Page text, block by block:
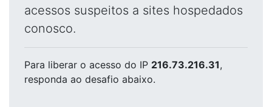
acessos suspeitos a sites hospedados
conosco.
Para liberar o acesso do IP 216.73.216.31,
responda ao desafio abaixo.